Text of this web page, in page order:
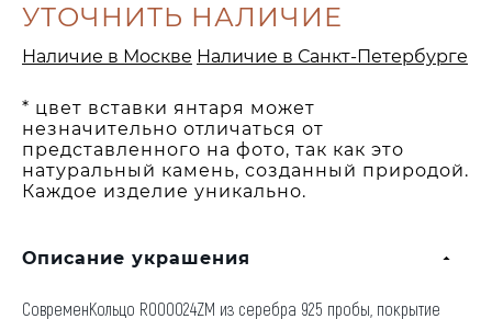
* цвет вставки янтаря может
незначительно отличаться от
представленного на фото, так как это
натуральный камень, созданный природой.
Каждое изделие уникально.
Описание украшения
СовременКольцо R000024ZM из серебра 925 пробы, покрытие
УТОЧНИТЬ НАЛИЧИЕ
Наличие в Москве Наличие в Санкт-Петербурге